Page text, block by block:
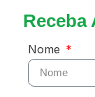
Receba
Nome